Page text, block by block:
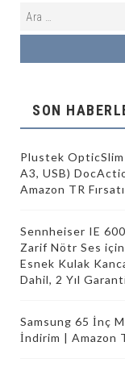
SON
Plustek OpticSlim
A3, USB)
Amazon TR Fırsatı
Sennheiser IE
Zarif Nötr Ses
Esnek Kulak
Dahil, 2 Yıl
Samsung 65 İnç
İndirim | Amazon